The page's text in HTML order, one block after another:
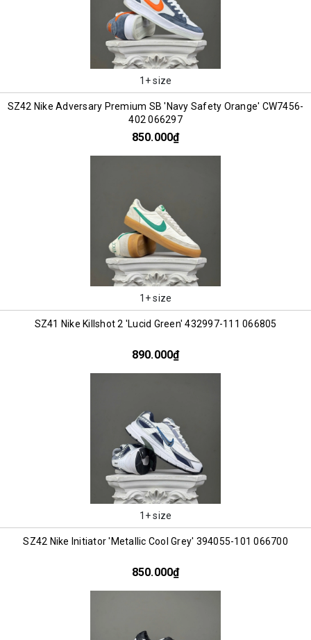
1+ size
SZ42 Nike Adversary Premium SB 'Navy Safety Orange' CW7456-
402 066297
850.000₫
1+ size
SZ41 Nike Killshot 2 'Lucid Green' 432997-111 066805
890.000₫
1+ size
SZ42 Nike Initiator 'Metallic Cool Grey' 394055-101 066700
850.000₫